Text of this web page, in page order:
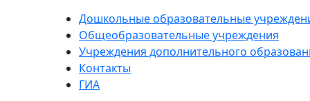
Дошкольные образовательные
Общеобразовательные учреждения
Учреждения дополнительного
Контакты
ГИА